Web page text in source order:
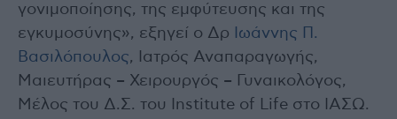
γονιμοποίησης, της εμφύτευσης και της
εγκυμοσύνης», εξηγεί ο Δρ
Ιωάννης Π.
Βασιλόπουλος, Ιατρός Αναπαραγωγής,
Μαιευτήρας – Χειρουργός – Γυναικολόγος,
Μέλος του Δ.Σ. του Institute of Life στο ΙΑΣΩ.